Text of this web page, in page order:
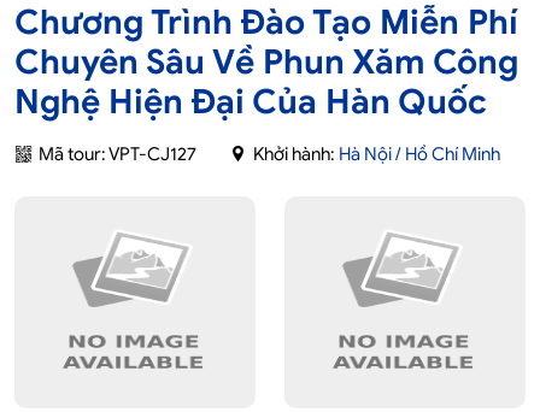
Chương Trình Đào Tạo Miễn Phí
Chuyên Sâu Về Phun Xăm Công
Nghệ Hiện Đại Của Hàn Quốc
Mã tour: VPT-CJ127 Khởi hành: Hà Nội / Hồ Chí Minh